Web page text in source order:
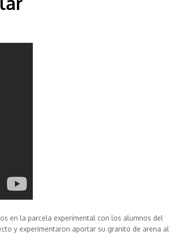
en la parcela experimental con los alumnos del
y experimentaron aportar su granito de arena al